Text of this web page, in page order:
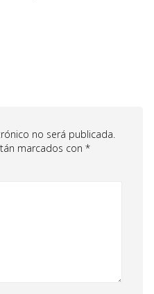
no será publicada.
marcados con *